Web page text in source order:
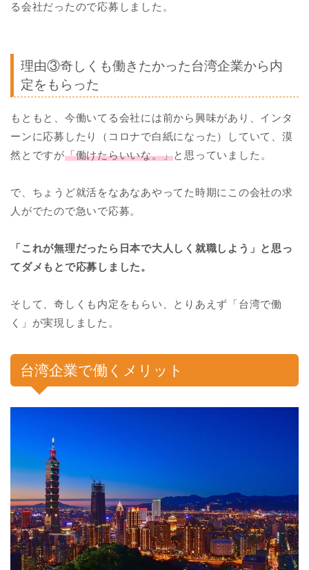
る会社だったので応募しました。
理由③奇しくも働きたかった台湾企業から内
定をもらった
もともと、今働いてる会社には前から興味があり、インタ
ーンに応募したり（コロナで白紙になった）していて、漠
然とですが「働けたらいいな。」と思っていました。
で、ちょうど就活をなあなあやってた時期にこの会社の求
人がでたので急いで応募。
「これが無理だったら日本で大人しく就職しよう」と思っ
てダメもとで応募しました。
そして、奇しくも内定をもらい、とりあえず「台湾で働
く」が実現しました。
台湾企業で働くメリット